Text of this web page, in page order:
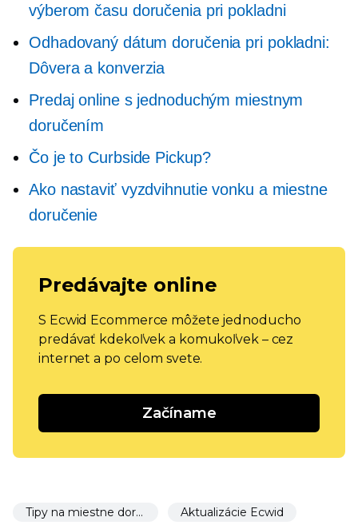
výberom času doručenia pri pokladni
Odhadovaný dátum doručenia pri pokladni:
Dôvera a konverzia
Predaj online s jednoduchým miestnym
doručením
Čo je to Curbside Pickup?
Ako nastaviť vyzdvihnutie vonku a miestne
doručenie
Predávajte online
S Ecwid Ecommerce môžete jednoducho
predávať kdekoľvek a komukoľvek – cez
internet a po celom svete.
Začíname
Tipy na miestne doručenie Aktualizácie Ecwid